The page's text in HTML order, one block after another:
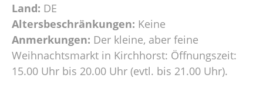
Land: DE
Altersbeschränkungen: Keine
Anmerkungen: Der kleine, aber feine
Weihnachtsmarkt in Kirchhorst: Öffnungszeit:
15.00 Uhr bis 20.00 Uhr (evtl. bis 21.00 Uhr).